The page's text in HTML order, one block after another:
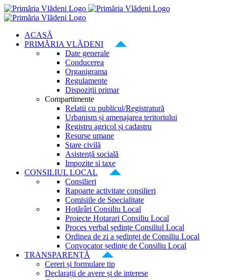
Skip
to
ACASĂ
PRIMĂRIA VLĂDENI
Date generale
Conducerea
Organigrama
Regulamente
Dispoziții primar
Compartimente
Relatii cu publicul/Registratură
Urbanism și amenajarea teritoriului
Registru agricol și cadastru
Resurse umane
Stare civilă
Asistență socială
Impozite si taxe
CONSILIUL LOCAL
Consilieri
Rapoarte activitate consilieri
Comisiile de Specialitate
Hotărâri Consiliu Local
Proiecte Hotarari Consiliu Local
Proces verbal ședințe Consiliul Local
Ordinea de zi a ședinței de Consiliu Local
Convocator ședințe de Consiliu Local
TRANSPARENȚĂ
Cereri și formulare tip
Declarații de avere și de interese